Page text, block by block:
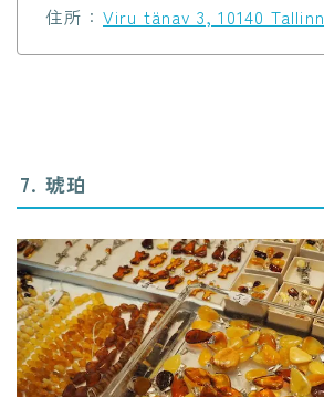
住所： Viru tänav 3, 10140 Tallinn
7. 琥珀